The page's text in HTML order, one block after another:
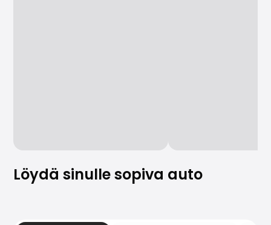
Löydä sinulle sopiva auto